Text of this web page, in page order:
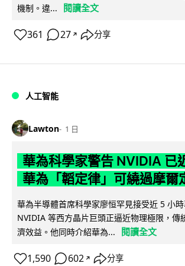
機制。違...
閱讀全文
361 27 ↗ 分享
人工智能
Lawton 1 日
華為科學家警告 NVIDIA 已
華為「韜定律」可繞過摩爾
華為半導體首席科學家廖恒罕見接受近 5 小
NVIDIA 等西方晶片巨頭正逼近物理極限，傳
濟效益。他同時介紹華為...
閱讀全文
1,590 602 ↗ 分享